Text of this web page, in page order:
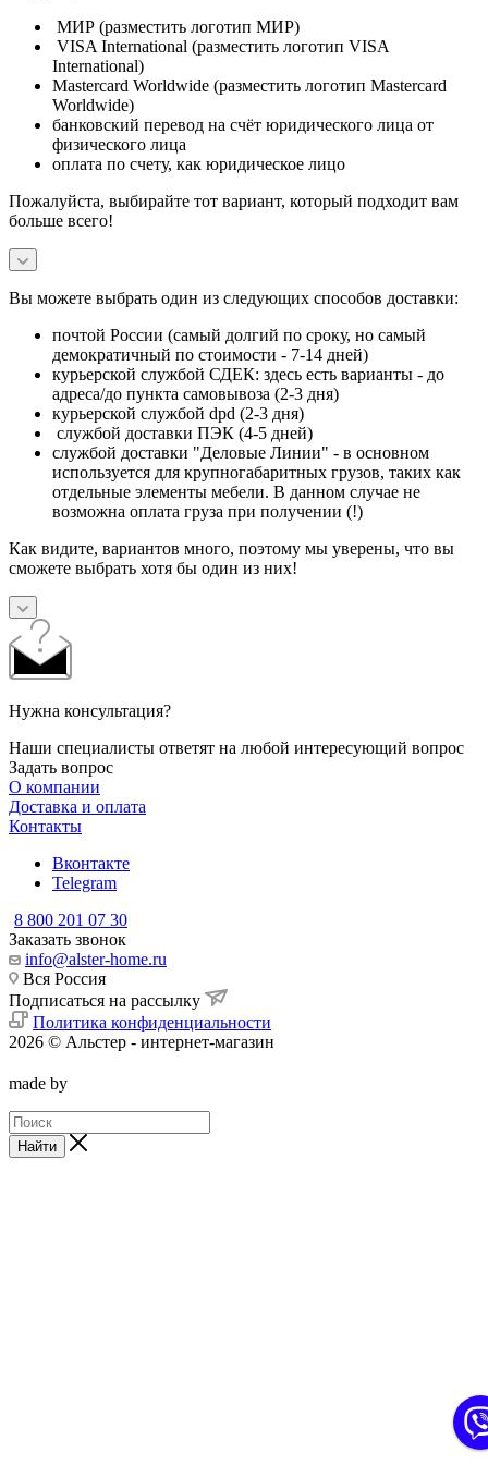
МИР (разместить логотип МИР)
VISA International (разместить логотип VISA
International)
Mastercard Worldwide (разместить логотип Mastercard
Worldwide)
банковский перевод на счёт юридического лица от
физического лица
оплата по счету, как юридическое лицо
Пожалуйста, выбирайте тот вариант, который подходит вам
больше всего!
Вы можете выбрать один из следующих способов доставки:
почтой России (самый долгий по сроку, но самый
демократичный по стоимости - 7-14 дней)
курьерской службой СДЕК: здесь есть варианты - до
адреса/до пункта самовывоза (2-3 дня)
курьерской службой dpd (2-3 дня)
службой доставки ПЭК (4-5 дней)
службой доставки "Деловые Линии" - в основном
используется для крупногабаритных грузов, таких как
отдельные элементы мебели. В данном случае не
возможна оплата груза при получении (!)
Как видите, вариантов много, поэтому мы уверены, что вы
сможете выбрать хотя бы один из них!
Нужна консультация?
Наши специалисты ответят на любой интересующий вопрос
Задать вопрос
О компании
Доставка и оплата
Контакты
Вконтакте
Telegram
8 800 201 07 30
Заказать звонок
info@alster-home.ru
Вся Россия
Подписаться на рассылку
Политика конфиденциальности
2026 © Альстер - интернет-магазин
made by
Найти